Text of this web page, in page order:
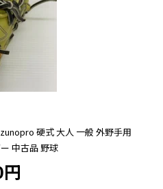
硬式 大人 一般 外野手用
中古品 野球